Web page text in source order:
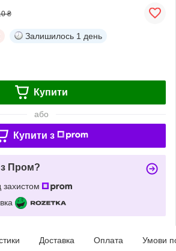
₴
Залишилось 1 день
Купити
або
Купити з
з Пром?
захистом
Доставка Оплата Умови